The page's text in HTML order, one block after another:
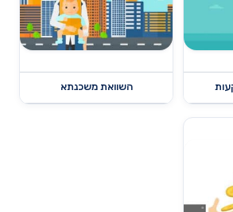
השוואת משכנתא